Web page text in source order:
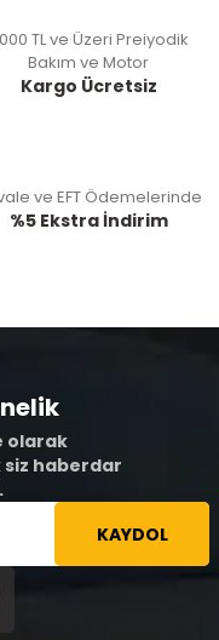
TL ve Üzeri Preiyodik
Bakım ve Motor
Kargo Ücretsiz
ve EFT Ödemelerinde
%5 Ekstra İndirim
olarak
siz haberdar
KAYDOL